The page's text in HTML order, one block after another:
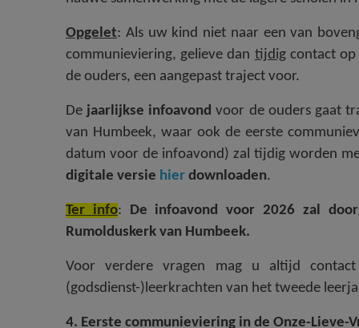
Opgelet: Als uw kind niet naar een van
communieviering, gelieve dan tijdigcontact op
de ouders, een aangepast traject voor.
De jaarlijkse infoavond voor de ouders gaat
van Humbeek, waar ook de eerste
datum voor de infoavond) zal tijdig worden
digitale versie hier downloaden.
Ter info: De infoavond voor 2026 zal
Rumolduskerk van Humbeek.
Voor verdere vragen mag u altijd
(godsdienst-)leerkrachten van het tweede
4. Eerste communieviering in de Onze-Lieve-